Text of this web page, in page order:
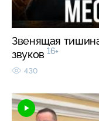
Звенящая
звуков 16+
430